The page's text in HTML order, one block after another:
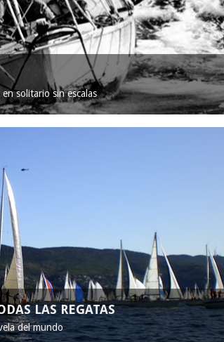
solitario sin escalas
LAS REGATAS
del mundo